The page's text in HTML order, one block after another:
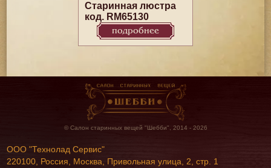
Старинная люстра
код. RM65130
подробнее
© Салон старинных вещей "Шебби", 2014 - 2026
ООО "Технолад Сервис"
220100, Россия, Москва, Привольная улица, 2, стр. 1